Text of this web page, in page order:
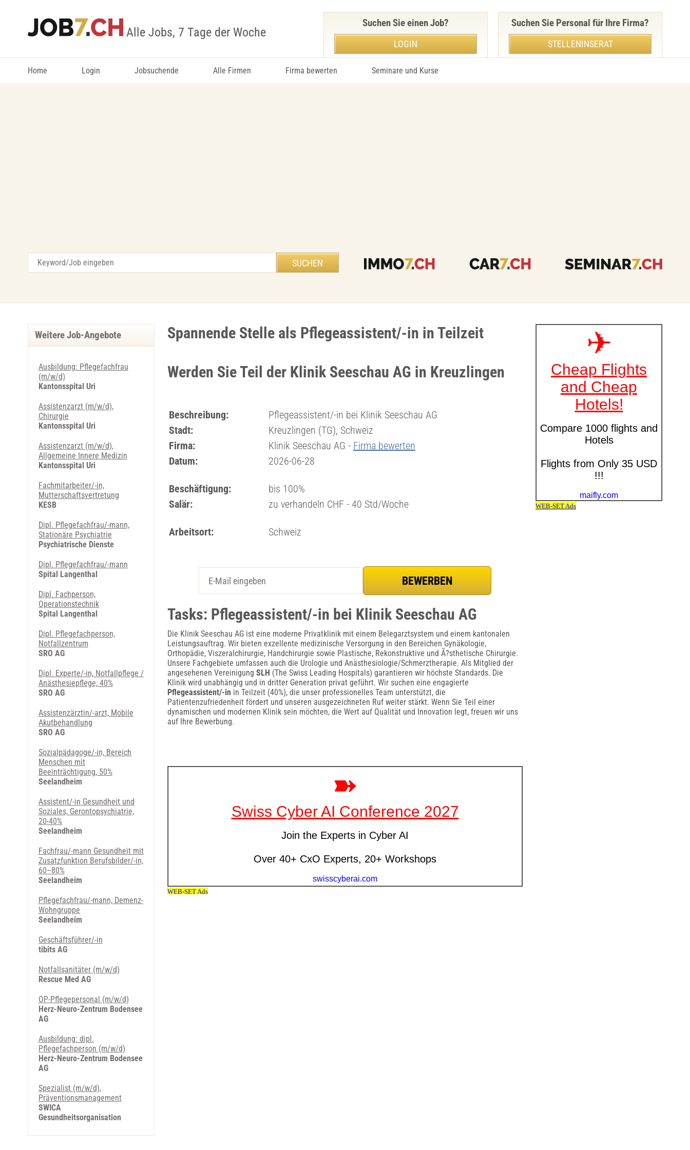
Alle Jobs, 7 Tage der Woche
Home Login Jobsuchende Alle Firmen Firma bewerten Seminare und Kurse
Suchen Sie einen Job?
LOGIN
Suchen Sie Personal für Ihre Firma?
STELLENINSERAT
Spannende Stelle als Pflegeassistent/-in in Teilzeit
Werden Sie Teil der Klinik Seeschau AG in Kreuzlingen
Beschreibung:
Pflegeassistent/-in bei Klinik Seeschau AG
Stadt:
Kreuzlingen (TG), Schweiz
Firma:
Klinik Seeschau AG - Firma bewerten
Datum:
2026-06-28
Beschäftigung:
bis 100%
Salär:
zu verhandeln CHF - 40 Std/Woche
Arbeitsort: Schweiz
Tasks: Pflegeassistent/-in bei Klinik Seeschau AG
Die Klinik Seeschau AG ist eine moderne Privatklinik mit einem Belegarztsystem und einem kantonalen
Leistungsauftrag. Wir bieten exzellente medizinische Versorgung in den Bereichen Gynäkologie,
Orthopädie, Viszeralchirurgie, Handchirurgie sowie Plastische, Rekonstruktive und Ã?sthetische Chirurgie.
Unsere Fachgebiete umfassen auch die Urologie und Anästhesiologie/Schmerztherapie. Als Mitglied der
angesehenen Vereinigung SLH (The Swiss Leading Hospitals) garantieren wir höchste Standards. Die
Klinik wird unabhängig und in dritter Generation privat geführt. Wir suchen eine engagierte
Pflegeassistent/-in in Teilzeit (40%), die unser professionelles Team unterstützt, die
Patientenzufriedenheit fördert und unseren ausgezeichneten Ruf weiter stärkt. Wenn Sie Teil einer
dynamischen und modernen Klinik sein möchten, die Wert auf Qualität und Innovation legt, freuen wir uns
auf Ihre Bewerbung.
Weitere Job-Angebote
Ausbildung: Pflegefachfrau
(m/w/d)
Kantonsspital Uri
Assistenzarzt (m/w/d),
Chirurgie
Kantonsspital Uri
Assistenzarzt (m/w/d),
Allgemeine Innere Medizin
Kantonsspital Uri
Fachmitarbeiter/-in,
Mutterschaftsvertretung
KESB
Dipl. Pflegefachfrau/-mann,
Stationäre Psychiatrie
Psychiatrische Dienste
Dipl. Pflegefachfrau/-mann
Spital Langenthal
Dipl. Fachperson,
Operationstechnik
Spital Langenthal
Dipl. Pflegefachperson,
Notfallzentrum
SRO AG
Dipl. Experte/-in, Notfallpflege /
Anästhesiepflege, 40%
SRO AG
Assistenzärztin/-arzt, Mobile
Akutbehandlung
SRO AG
Sozialpädagoge/-in, Bereich
Menschen mit
Beeinträchtigung, 50%
Seelandheim
Assistent/-in Gesundheit und
Soziales, Gerontopsychiatrie,
20-40%
Seelandheim
Fachfrau/-mann Gesundheit mit
Zusatzfunktion Berufsbilder/-in,
60–80%
Seelandheim
Pflegefachfrau/-mann, Demenz-
Wohngruppe
Seelandheim
Geschäftsführer/-in
tibits AG
Notfallsanitäter (m/w/d)
Rescue Med AG
OP-Pflegepersonal (m/w/d)
Herz-Neuro-Zentrum Bodensee
AG
Ausbildung: dipl.
Pflegefachperson (m/w/d)
Herz-Neuro-Zentrum Bodensee
AG
Spezialist (m/w/d),
Präventionsmanagement
SWICA
Gesundheitsorganisation